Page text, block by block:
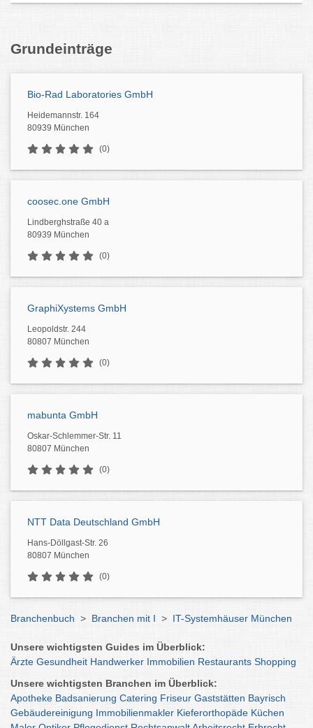
Grundeinträge
Bio-Rad Laboratories GmbH
Heidemannstr. 164
80939 München
(0)
coosec.one GmbH
Lindberghstraße 40 a
80939 München
(0)
GraphiXystems GmbH
Leopoldstr. 244
80807 München
(0)
mabunta GmbH
Oskar-Schlemmer-Str. 11
80807 München
(0)
NTT Data Deutschland GmbH
Hans-Döllgast-Str. 26
80807 München
(0)
Branchenbuch > Branchen mit I > IT-Systemhäuser München
Unsere wichtigsten Guides im Überblick:
Ärzte Gesundheit Handwerker Immobilien Restaurants Shopping
Unsere wichtigsten Branchen im Überblick:
Apotheke Badsanierung Catering Friseur Gaststätten Bayrisch
Gebäudereinigung Immobilienmakler Kieferorthopäde Küchen